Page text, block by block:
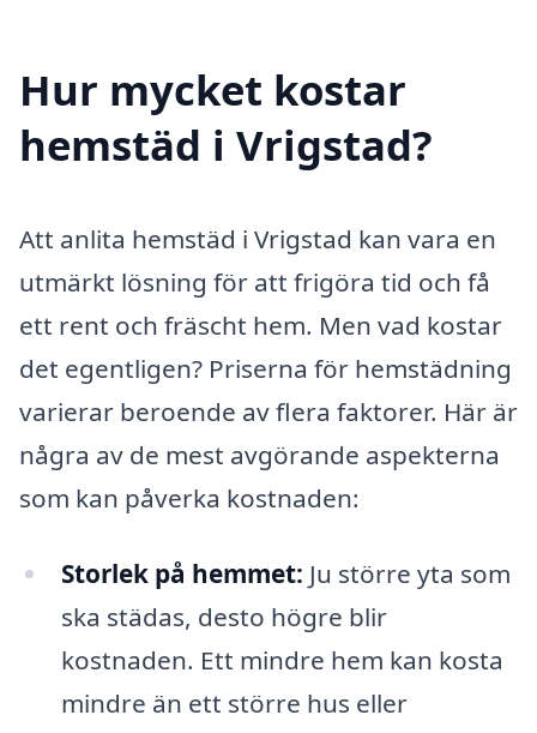
Hur mycket kostar
hemstäd i Vrigstad?
Att anlita hemstäd i Vrigstad kan vara en
utmärkt lösning för att frigöra tid och få
ett rent och fräscht hem. Men vad kostar
det egentligen? Priserna för hemstädning
varierar beroende av flera faktorer. Här är
några av de mest avgörande aspekterna
som kan påverka kostnaden:
Storlek på hemmet: Ju större yta som
ska städas, desto högre blir
kostnaden. Ett mindre hem kan kosta
mindre än ett större hus eller